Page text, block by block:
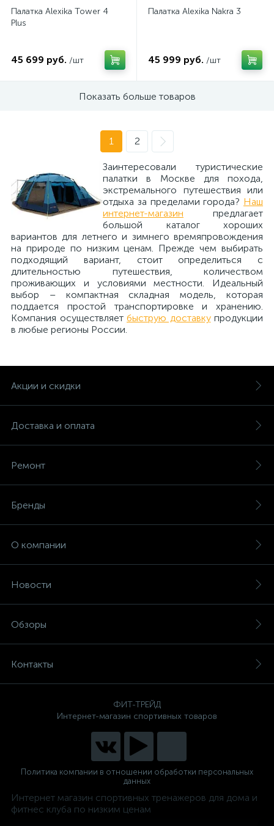
Палатка Alexika Tower 4
Plus
45 699 руб. /шт
Палатка Alexika Nakra 3
45 999 руб. /шт
Показать больше товаров
1 2
Заинтересовали туристические
палатки в Москве для похода,
экстремального путешествия или
отдыха за пределами города? Наш
интернет-магазин предлагает
большой каталог хороших
вариантов для летнего и зимнего времяпровождения
на природе по низким ценам. Прежде чем выбирать
подходящий вариант, стоит определиться с
длительностью путешествия, количеством
проживающих и условиями местности. Идеальный
выбор – компактная складная модель, которая
поддается простой транспортировке и хранению.
Компания осуществляет быструю доставкупродукции
в любые регионы России.
Акции и скидки
Доставка и оплата
Ремонт
Бренды
О компании
Новости
Обзоры
Контакты
ФИТ-ТРЕЙД
Интернет-магазин спортивных товаров
Политика компании в отношении обработки персональных
данных
Интернет магазин спортивных тренажеров для дома и
фитнес клуба по низким ценам